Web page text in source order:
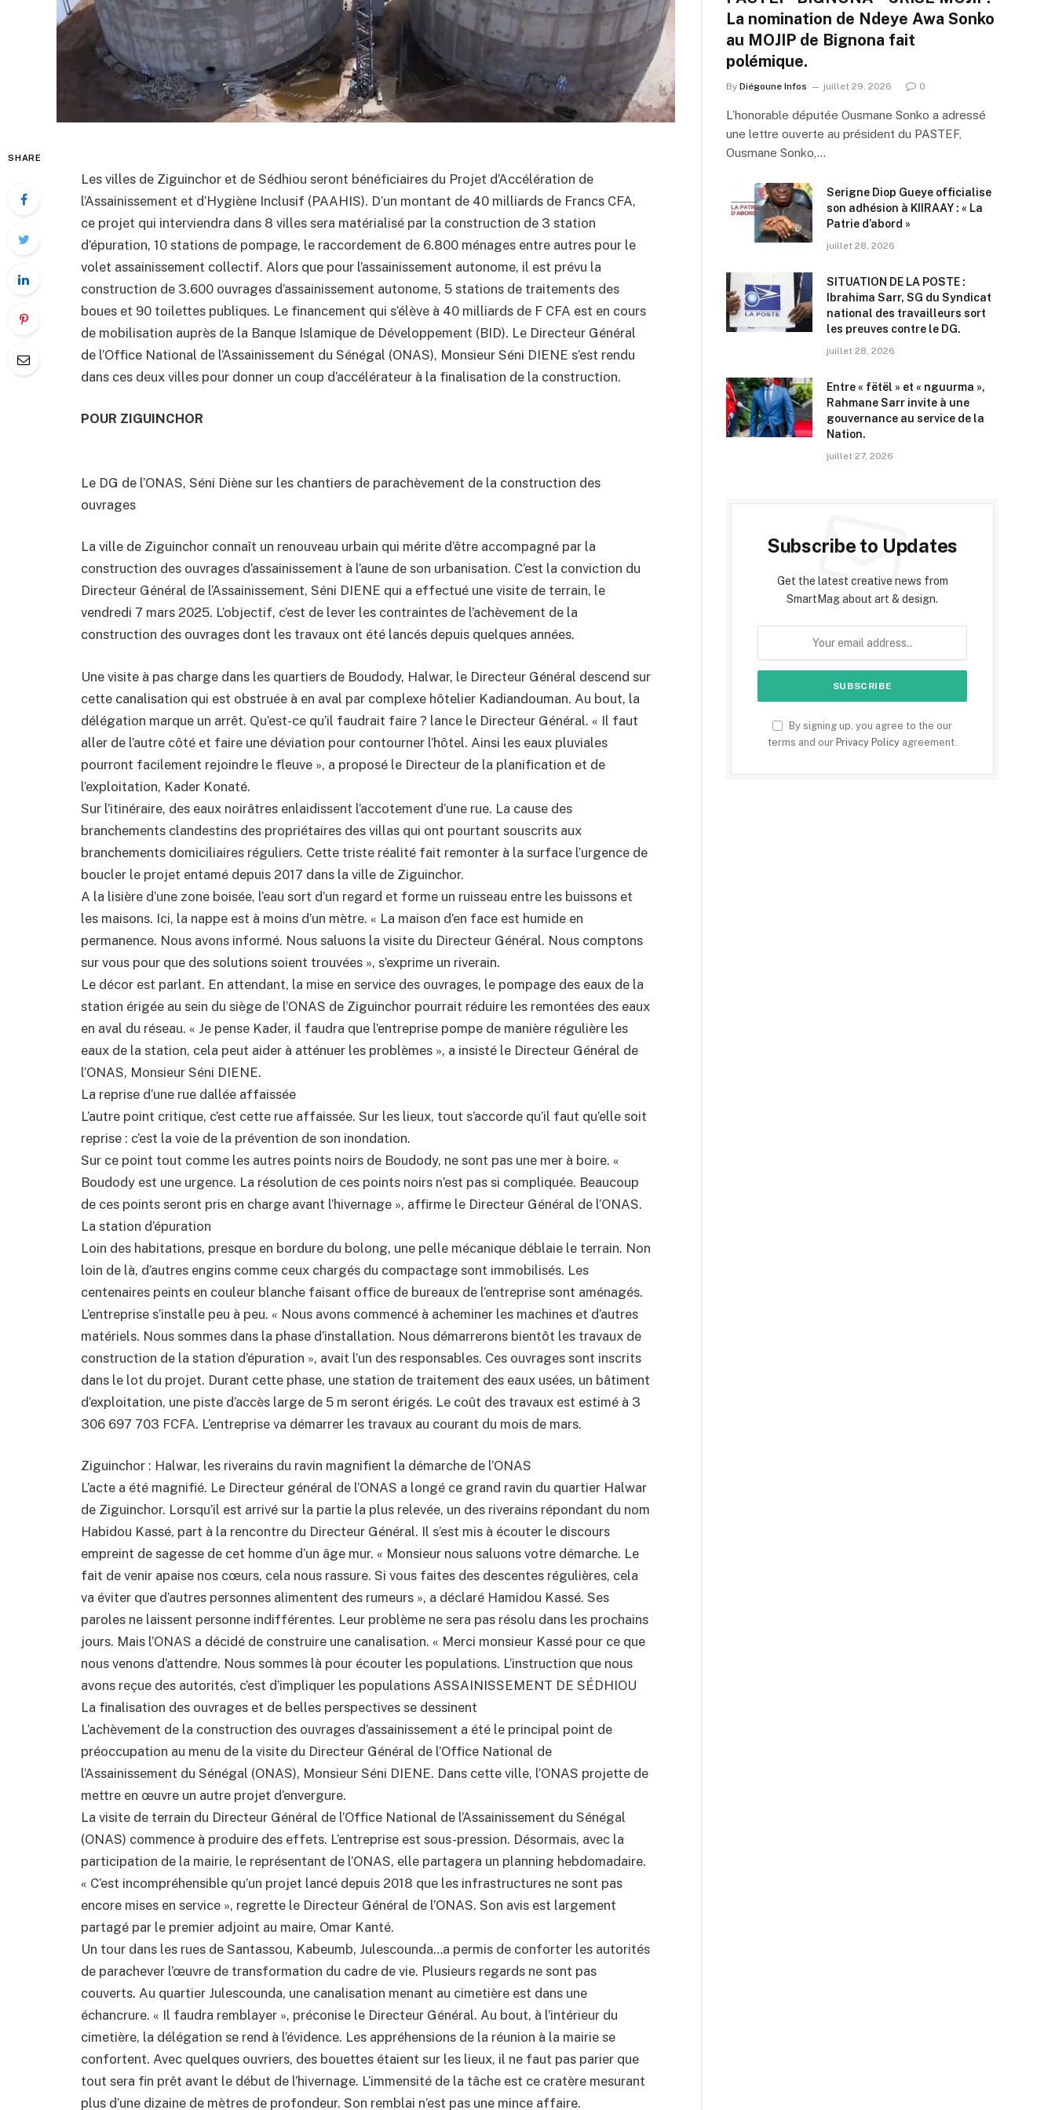
SHARE
Les villes de Ziguinchor et de Sédhiou seront bénéficiaires du Projet d’Accélération de
l’Assainissement et d’Hygiène Inclusif (PAAHIS). D’un montant de 40 milliards de Francs CFA,
ce projet qui interviendra dans 8 villes sera matérialisé par la construction de 3 station
d’épuration, 10 stations de pompage, le raccordement de 6.800 ménages entre autres pour le
volet assainissement collectif. Alors que pour l’assainissement autonome, il est prévu la
construction de 3.600 ouvrages d’assainissement autonome, 5 stations de traitements des
boues et 90 toilettes publiques. Le financement qui s’élève à 40 milliards de F CFA est en cours
de mobilisation auprès de la Banque Islamique de Développement (BID). Le Directeur Général
de l’Office National de l’Assainissement du Sénégal (ONAS), Monsieur Séni DIENE s’est rendu
dans ces deux villes pour donner un coup d’accélérateur à la finalisation de la construction.
POUR ZIGUINCHOR
Le DG de l’ONAS, Séni Diène sur les chantiers de parachèvement de la construction des
ouvrages
La ville de Ziguinchor connaît un renouveau urbain qui mérite d’être accompagné par la
construction des ouvrages d’assainissement à l’aune de son urbanisation. C’est la conviction du
Directeur Général de l’Assainissement, Séni DIENE qui a effectué une visite de terrain, le
vendredi 7 mars 2025. L’objectif, c’est de lever les contraintes de l’achèvement de la
construction des ouvrages dont les travaux ont été lancés depuis quelques années.
Une visite à pas charge dans les quartiers de Boudody, Halwar, le Directeur Général descend sur
cette canalisation qui est obstruée à en aval par complexe hôtelier Kadiandouman. Au bout, la
délégation marque un arrêt. Qu’est-ce qu’il faudrait faire ? lance le Directeur Général. « Il faut
aller de l’autre côté et faire une déviation pour contourner l’hôtel. Ainsi les eaux pluviales
pourront facilement rejoindre le fleuve », a proposé le Directeur de la planification et de
l’exploitation, Kader Konaté.
Sur l’itinéraire, des eaux noirâtres enlaidissent l’accotement d’une rue. La cause des
branchements clandestins des propriétaires des villas qui ont pourtant souscrits aux
branchements domiciliaires réguliers. Cette triste réalité fait remonter à la surface l’urgence de
boucler le projet entamé depuis 2017 dans la ville de Ziguinchor.
A la lisière d’une zone boisée, l’eau sort d’un regard et forme un ruisseau entre les buissons et
les maisons. Ici, la nappe est à moins d’un mètre. « La maison d’en face est humide en
permanence. Nous avons informé. Nous saluons la visite du Directeur Général. Nous comptons
sur vous pour que des solutions soient trouvées », s’exprime un riverain.
Le décor est parlant. En attendant, la mise en service des ouvrages, le pompage des eaux de la
station érigée au sein du siège de l’ONAS de Ziguinchor pourrait réduire les remontées des eaux
en aval du réseau. « Je pense Kader, il faudra que l’entreprise pompe de manière régulière les
eaux de la station, cela peut aider à atténuer les problèmes », a insisté le Directeur Général de
l’ONAS, Monsieur Séni DIENE.
La reprise d’une rue dallée affaissée
L’autre point critique, c’est cette rue affaissée. Sur les lieux, tout s’accorde qu’il faut qu’elle soit
reprise : c’est la voie de la prévention de son inondation.
Sur ce point tout comme les autres points noirs de Boudody, ne sont pas une mer à boire. «
Boudody est une urgence. La résolution de ces points noirs n’est pas si compliquée. Beaucoup
de ces points seront pris en charge avant l’hivernage », affirme le Directeur Général de l’ONAS.
La station d’épuration
Loin des habitations, presque en bordure du bolong, une pelle mécanique déblaie le terrain. Non
loin de là, d’autres engins comme ceux chargés du compactage sont immobilisés. Les
centenaires peints en couleur blanche faisant office de bureaux de l’entreprise sont aménagés.
L’entreprise s’installe peu à peu. « Nous avons commencé à acheminer les machines et d’autres
matériels. Nous sommes dans la phase d’installation. Nous démarrerons bientôt les travaux de
construction de la station d’épuration », avait l’un des responsables. Ces ouvrages sont inscrits
dans le lot du projet. Durant cette phase, une station de traitement des eaux usées, un bâtiment
d’exploitation, une piste d’accès large de 5 m seront érigés. Le coût des travaux est estimé à 3
306 697 703 FCFA. L’entreprise va démarrer les travaux au courant du mois de mars.
Ziguinchor : Halwar, les riverains du ravin magnifient la démarche de l’ONAS
L’acte a été magnifié. Le Directeur général de l’ONAS a longé ce grand ravin du quartier Halwar
de Ziguinchor. Lorsqu’il est arrivé sur la partie la plus relevée, un des riverains répondant du nom
Habidou Kassé, part à la rencontre du Directeur Général. Il s’est mis à écouter le discours
empreint de sagesse de cet homme d’un âge mur. « Monsieur nous saluons votre démarche. Le
fait de venir apaise nos cœurs, cela nous rassure. Si vous faites des descentes régulières, cela
va éviter que d’autres personnes alimentent des rumeurs », a déclaré Hamidou Kassé. Ses
paroles ne laissent personne indifférentes. Leur problème ne sera pas résolu dans les prochains
jours. Mais l’ONAS a décidé de construire une canalisation. « Merci monsieur Kassé pour ce que
nous venons d’attendre. Nous sommes là pour écouter les populations. L’instruction que nous
avons reçue des autorités, c’est d’impliquer les populations ASSAINISSEMENT DE SÉDHIOU
La finalisation des ouvrages et de belles perspectives se dessinent
L’achèvement de la construction des ouvrages d’assainissement a été le principal point de
préoccupation au menu de la visite du Directeur Général de l’Office National de
l’Assainissement du Sénégal (ONAS), Monsieur Séni DIENE. Dans cette ville, l’ONAS projette de
mettre en œuvre un autre projet d’envergure.
La visite de terrain du Directeur Général de l’Office National de l’Assainissement du Sénégal
(ONAS) commence à produire des effets. L’entreprise est sous-pression. Désormais, avec la
participation de la mairie, le représentant de l’ONAS, elle partagera un planning hebdomadaire.
« C’est incompréhensible qu’un projet lancé depuis 2018 que les infrastructures ne sont pas
encore mises en service », regrette le Directeur Général de l’ONAS. Son avis est largement
partagé par le premier adjoint au maire, Omar Kanté.
Un tour dans les rues de Santassou, Kabeumb, Julescounda…a permis de conforter les autorités
de parachever l’œuvre de transformation du cadre de vie. Plusieurs regards ne sont pas
couverts. Au quartier Julescounda, une canalisation menant au cimetière est dans une
échancrure. « Il faudra remblayer », préconise le Directeur Général. Au bout, à l’intérieur du
cimetière, la délégation se rend à l’évidence. Les appréhensions de la réunion à la mairie se
confortent. Avec quelques ouvriers, des bouettes étaient sur les lieux, il ne faut pas parier que
tout sera fin prêt avant le début de l’hivernage. L’immensité de la tâche est ce cratère mesurant
plus d’une dizaine de mètres de profondeur. Son remblai n’est pas une mince affaire.
La nomination de Ndeye Awa Sonko
au MOJIP de Bignona fait
polémique.
By Diégoune Infos juillet 29, 2026 0
L’honorable députée Ousmane Sonko a adressé
une lettre ouverte au président du PASTEF,
Ousmane Sonko,…
Serigne Diop Gueye officialise
son adhésion à KIIRAAY : « La
Patrie d’abord »
juillet 28, 2026
SITUATION DE LA POSTE :
Ibrahima Sarr, SG du Syndicat
national des travailleurs sort
les preuves contre le DG.
juillet 28, 2026
Entre « fëtël » et « nguurma »,
Rahmane Sarr invite à une
gouvernance au service de la
Nation.
juillet 27, 2026
Subscribe to Updates
Get the latest creative news from
SmartMag about art & design.
By signing up, you agree to the our
terms and our Privacy Policy agreement.